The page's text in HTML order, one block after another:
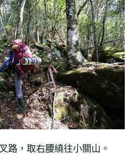
路，取右腰繞往小關山。